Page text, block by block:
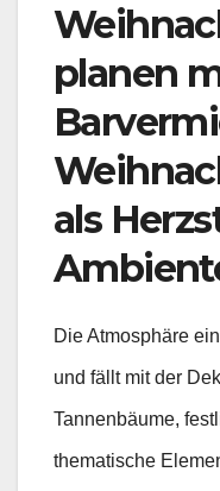
planen
als
Die Atmosphäre
und fällt mit der
Tannenbäume,
thematische